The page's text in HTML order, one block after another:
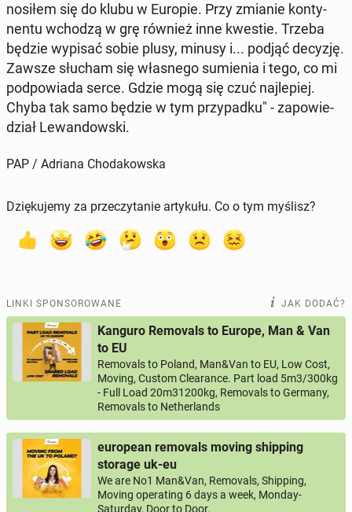
no­si­łem się do klubu w Europie. Przy zmianie kon­ty­
nen­tu wchodzą w grę również inne kwestie. Trzeba
będzie wypisać sobie plusy, minusy i... podjąć decyzję.
Zawsze słucham się wła­sne­go su­mie­nia i tego, co mi
pod­po­wia­da serce. Gdzie mogą się czuć naj­le­piej.
Chyba tak samo będzie w tym przy­pad­ku" - za­po­wie­
dział Le­wan­dow­ski.
PAP / Adriana Chodakowska
Dziękujemy za przeczytanie artykułu. Co o tym myślisz?
LINKI SPONSOROWANE JAK DODAĆ?
Kanguro Removals to Europe, Man & Van
to EU
Removals to Poland, Man&Van to EU, Low Cost,
Moving, Custom Clearance. Part load 5m3/300kg
- Full Load 20m31200kg, Removals to Germany,
Removals to Netherlands
european removals moving shipping
storage uk-eu
We are No1 Man&Van, Removals, Shipping,
Moving operating 6 days a week, Monday-
Saturday, Door to Door.